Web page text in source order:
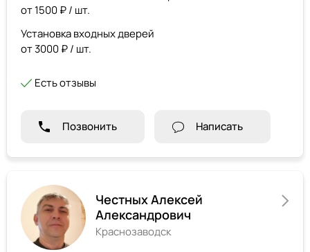
от 1500 ₽ / шт.
Установка входных дверей
от 3000 ₽ / шт.
Есть отзывы
Позвонить Написать
Честных Алексей
Александрович
Краснозаводск